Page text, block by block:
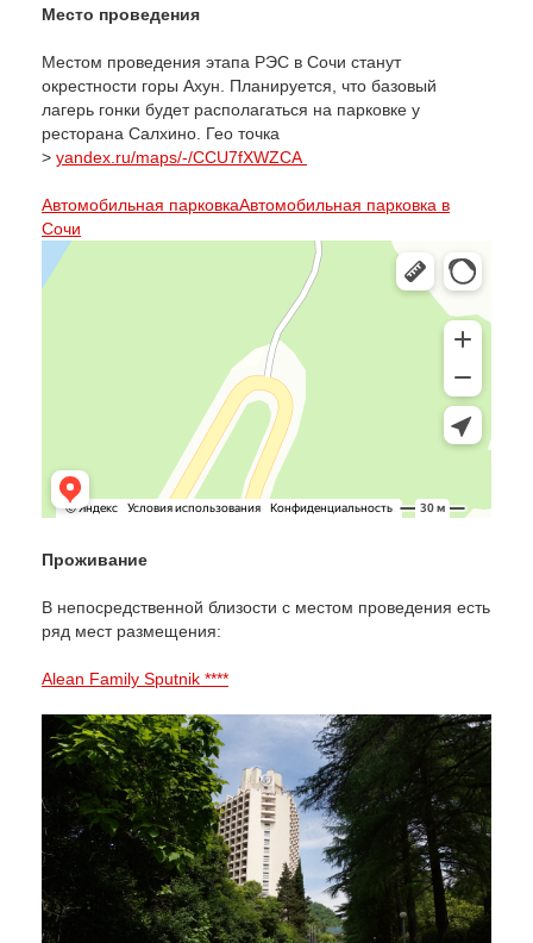
Место проведения
Местом проведения этапа РЭС в Сочи станут
окрестности горы Ахун. Планируется, что базовый
лагерь гонки будет располагаться на парковке у
ресторана Салхино. Гео точка
> yandex.ru/maps/-/CCU7fXWZCA
Автомобильная парковкаАвтомобильная парковка в
Сочи
Проживание
В непосредственной близости с местом проведения есть
ряд мест размещения:
Alean Family Sputnik ****